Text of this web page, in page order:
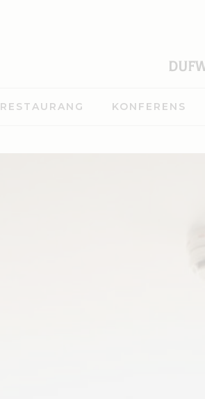
RESTAURANG KONFERENS